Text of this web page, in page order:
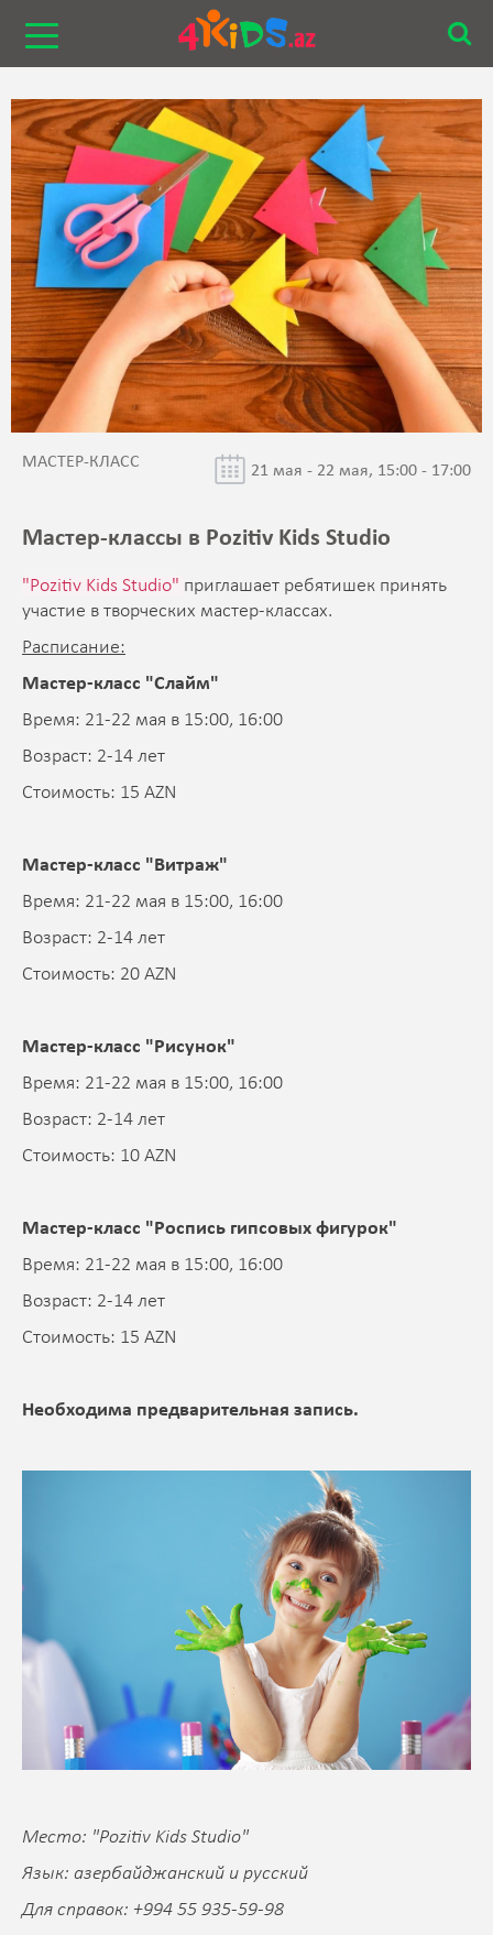
МАСТЕР-КЛАСС 21 мая - 22 мая, 15:00 - 17:00
Мастер-классы в Pozitiv Kids Studio
"Pozitiv Kids Studio" приглашает ребятишек принять
участие в творческих мастер-классах.
Расписание:
Мастер-класс "Слайм"
Время: 21-22 мая в 15:00, 16:00
Возраст: 2-14 лет
Стоимость: 15 AZN
Мастер-класс "Витраж"
Время: 21-22 мая в 15:00, 16:00
Возраст: 2-14 лет
Стоимость: 20 AZN
Мастер-класс "Рисунок"
Время: 21-22 мая в 15:00, 16:00
Возраст: 2-14 лет
Стоимость: 10 AZN
Мастер-класс "Роспись гипсовых фигурок"
Время: 21-22 мая в 15:00, 16:00
Возраст: 2-14 лет
Стоимость: 15 AZN
Необходима предварительная запись.
Место: "Pozitiv Kids Studio"
Язык: азербайджанский и русский
Для справок: +994 55 935-59-98